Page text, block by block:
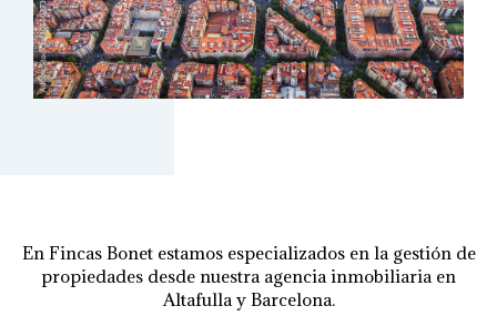
En Fincas Bonet estamos especializados en la gestión de
propiedades desde nuestra agencia inmobiliaria en
Altafulla y Barcelona.